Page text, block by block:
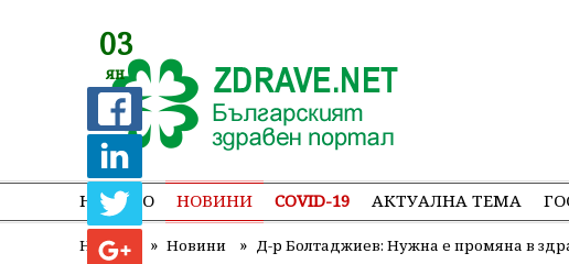
НАЧАЛО НОВИНИ COVID-19 АКТУАЛНА ТЕМА
Начало » Новини » Д-р Болтаджиев: Нужна е промяна в
03
ян